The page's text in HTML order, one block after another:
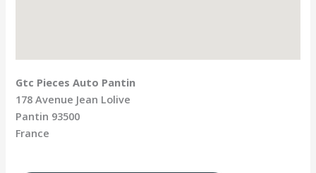
Gtc Pieces Auto Pantin
178 Avenue Jean Lolive
Pantin 93500
France